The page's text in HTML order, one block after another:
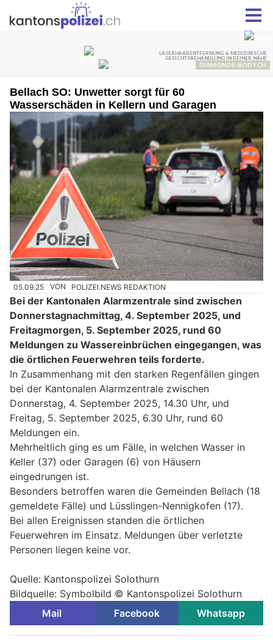
Bellach SO: Unwetter sorgt für 60
Wasserschäden in Kellern und Garagen
05.09.25 VON POLIZEI.NEWS REDAKTION
Bei der Kantonalen Alarmzentrale sind zwischen
Donnerstagnachmittag, 4. September 2025, und
Freitagmorgen, 5. September 2025, rund 60
Meldungen zu Wassereinbrüchen eingegangen, was
die örtlichen Feuerwehren teils forderte.
In Zusammenhang mit den starken Regenfällen gingen
bei der Kantonalen Alarmzentrale zwischen
Donnerstag, 4. September 2025, 14.30 Uhr, und
Freitag, 5. September 2025, 6.30 Uhr, rund 60
Meldungen ein.
Mehrheitlich ging es um Fälle, in welchen Wasser in
Keller (37) oder Garagen (6) von Häusern
eingedrungen ist.
Besonders betroffen waren die Gemeinden Bellach (18
gemeldete Fälle) und Lüsslingen-Nennigkofen (17).
Bei allen Ereignissen standen die örtlichen
Feuerwehren im Einsatz. Meldungen über verletzte
Personen liegen keine vor.
Quelle: Kantonspolizei Solothurn
Bildquelle: Symbolbild © Kantonspolizei Solothurn
Mail
Facebook Whatsapp